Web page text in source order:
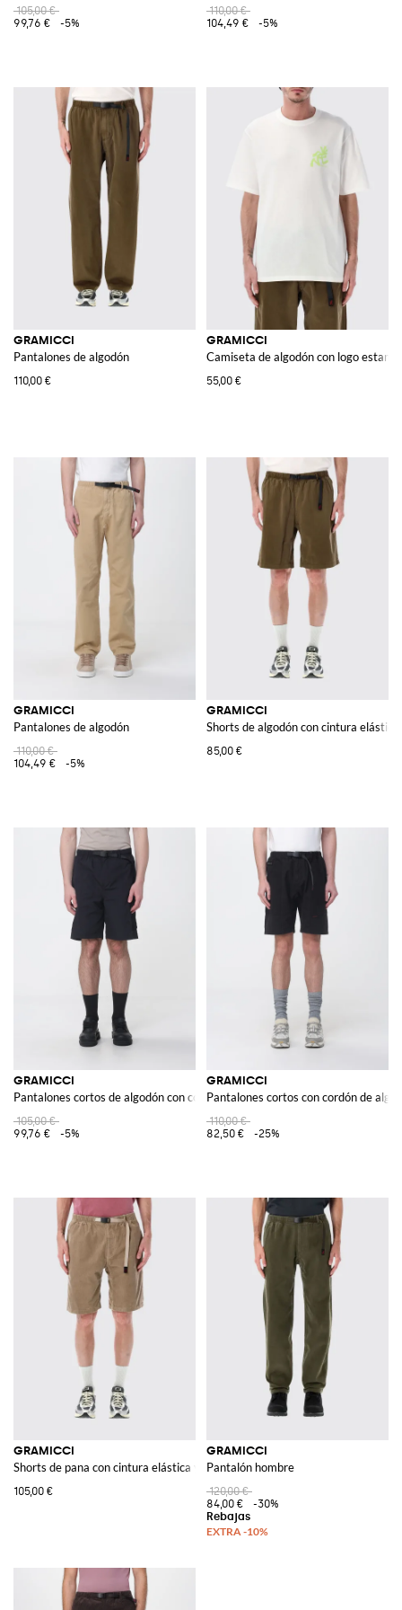
105,00 €
99,76 €
-5%
110,00 €
104,49 €
-5%
GRAMICCI
Pantalones de algodón
110,00 €
GRAMICCI
Camiseta de algodón con logo
55,00 €
GRAMICCI
Pantalones de algodón
110,00 €
104,49 €
-5%
GRAMICCI
Shorts de algodón con cintura
85,00 €
GRAMICCI
Pantalones cortos de algodón con cordón
105,00 €
99,76 €
-5%
GRAMICCI
Pantalones cortos con cordón de
110,00 €
82,50 €
-25%
GRAMICCI
Shorts de pana con cintura elástica y cordón ajustable
105,00 €
GRAMICCI
Pantalón hombre
120,00 €
84,00 €
-30%